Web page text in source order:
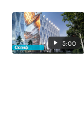
5:00